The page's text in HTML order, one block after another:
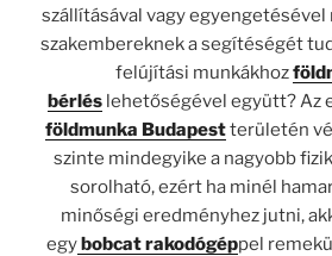
szállításával vagy
szakembereknek a segítéségét
felújítási munkákhoz
bérlés lehetőségével együtt? Az
földmunka Budapestterületén
szinte mindegyike a nagyobb
sorolható, ezért ha minél
minőségi eredményhez jutni,
egybobcat rakodógéppel